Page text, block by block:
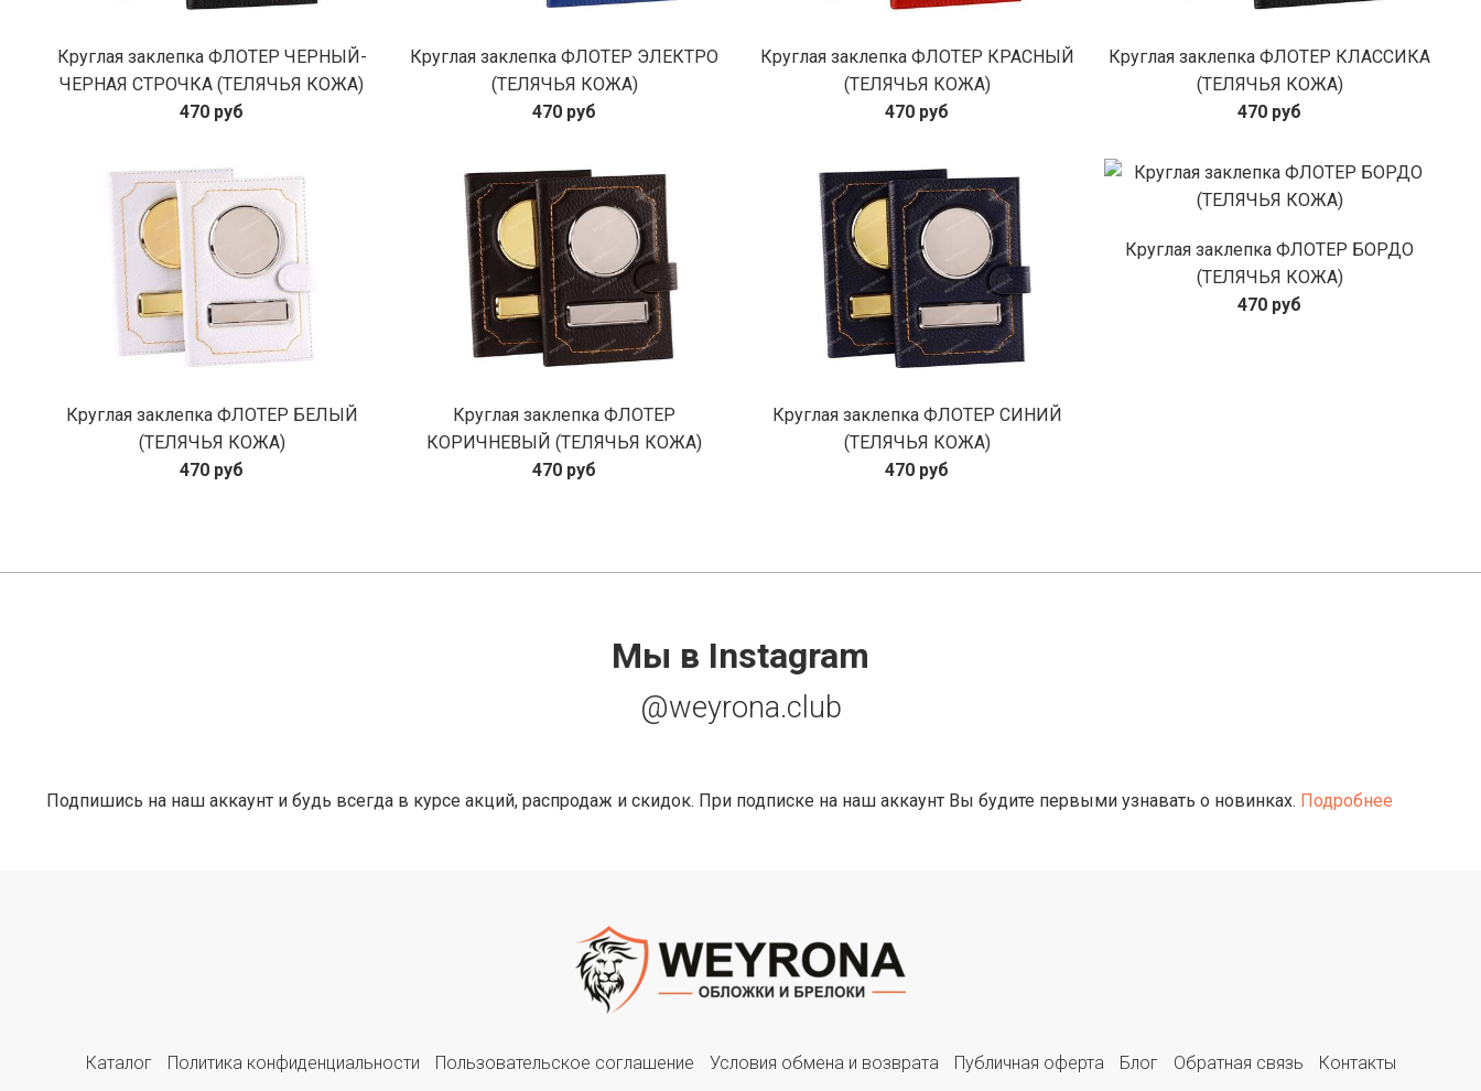
Круглая заклепка ФЛОТЕР ЧЕРНЫЙ-
ЧЕРНАЯ СТРОЧКА (ТЕЛЯЧЬЯ КОЖА)
470 руб
Круглая заклепка ФЛОТЕР ЭЛЕКТРО
(ТЕЛЯЧЬЯ КОЖА)
470 руб
Круглая заклепка ФЛОТЕР КРАСНЫЙ
(ТЕЛЯЧЬЯ КОЖА)
470 руб
Круглая заклепка ФЛОТЕР КЛАССИКА
(ТЕЛЯЧЬЯ КОЖА)
470 руб
Круглая заклепка ФЛОТЕР БЕЛЫЙ
(ТЕЛЯЧЬЯ КОЖА)
470 руб
Круглая заклепка ФЛОТЕР
КОРИЧНЕВЫЙ (ТЕЛЯЧЬЯ КОЖА)
470 руб
Круглая заклепка ФЛОТЕР СИНИЙ
(ТЕЛЯЧЬЯ КОЖА)
470 руб
Круглая заклепка ФЛОТЕР БОРДО
(ТЕЛЯЧЬЯ КОЖА)
470 руб
Мы в Instagram
@weyrona.club
Подпишись на наш аккаунт и будь всегда в курсе акций, распродаж и скидок. При подписке на наш аккаунт Вы будите первыми узнавать о новинках. Подробнее
Каталог Политика конфиденциальности Пользовательское соглашение Условия обмена и возврата Публичная оферта Блог Обратная связь Контакты